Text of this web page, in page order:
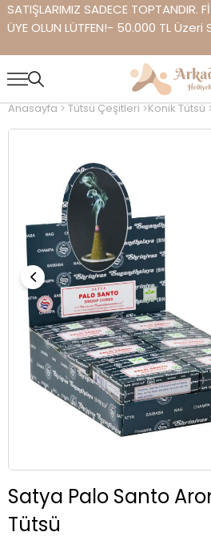
SATIŞLARIMIZ SADECE TOPTANDIR.
ÜYE OLUN LÜTFEN!- 50.000 TL
Anasayfa Tütsü Çeşitleri Konik Tütsü
Satya Palo Santo
Tütsü